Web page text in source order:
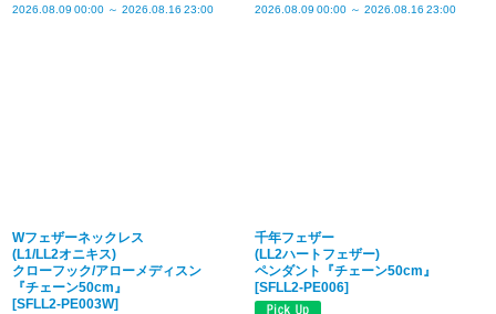
2026.08.09 00:00 ～ 2026.08.16 23:00 2026.08.09 00:00 ～ 2026.08.16 23:00
Wフェザーネックレス
(L1/LL2オニキス)
クローフック/アローメディスン
『チェーン50cm』
[SFLL2-PE003W]
千年フェザー
(LL2ハートフェザー)
ペンダント『チェーン50cm』
[SFLL2-PE006]